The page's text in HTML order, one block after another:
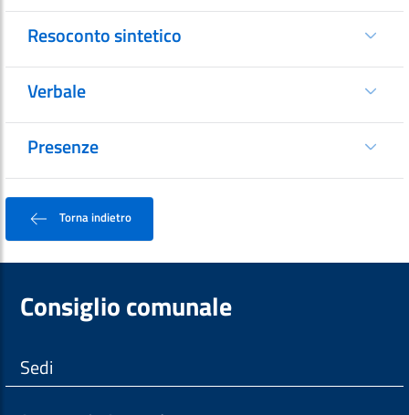
Resoconto sintetico
Verbale
Presenze
Torna indietro
Consiglio comunale
Sedi